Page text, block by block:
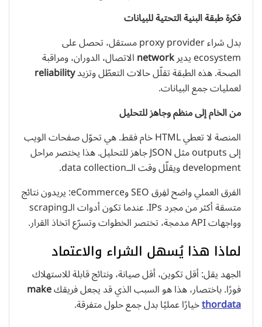
فكرة طبقة البنية التحتية للبيانات
بدل شراء proxy provider مستقل، تحصل على
ecosystem يدير networkالاتصال، الدوران، ومراقبة
الصحة. هذه الطبقة تقلّل حالات التعطّل وتزيدreliability
لعمليات جمع البيانات.
من الخام إلى منظم وجاهز للتحليل
المنصة لا تعطي HTML خام فقط. هي تحوّل صفحات الويب
إلى outputs مثل JSON جاهز للتحليل. هذا يختصر مراحل
development ويقلّل وقت الــdata collection.
الفرق العملي واضح لفِرق SEO وeCommerce: يريدون نتائج
متسقة أكثر من مجرد IPs. عندما تكون أدوات الـscraping
وواجهات API مدمجة، تختصر الخطوات وتسرّع اتخاذ القرار.
لماذا هذا يُسهل الشراء والاعتماد
الجهد يقل: أقل تكوين، أقل صيانة، ونتائج قابلة للاستهلاك
فورًا. باختصار، هذا هو السبب الذي قد يجعل فريقكmake
thordataخيارًا عمليًا بدل جمع حلول متفرقة.